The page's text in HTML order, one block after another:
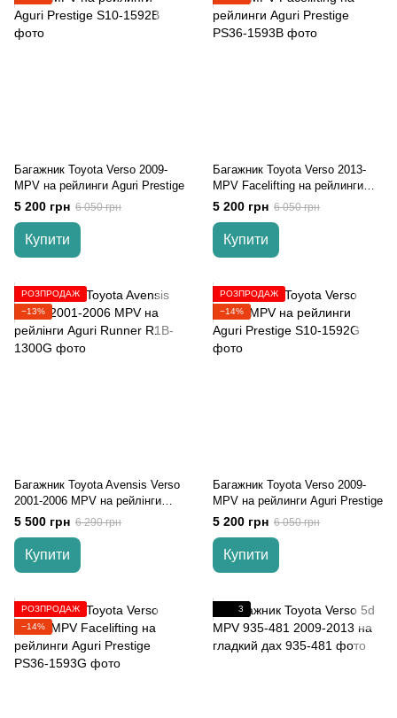
Багажник Toyota Verso 2009-
MPV на рейлинги Aguri Prestige
5 200 грн 6 050 грн
Купити
Багажник Toyota Verso 2013-
MPV Facelifting на рейлинги
Aguri Prestige
5 200 грн 6 050 грн
Купити
РОЗПРОДАЖ
−13%
Багажник Toyota Avensis Verso
2001-2006 MPV на рейлінги
Aguri Runner
5 500 грн 6 290 грн
Купити
РОЗПРОДАЖ
−14%
Багажник Toyota Verso 2009-
MPV на рейлинги Aguri Prestige
5 200 грн 6 050 грн
Купити
РОЗПРОДАЖ
−14%
3